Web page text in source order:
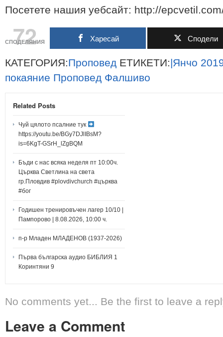
Посетете нашия уебсайт: http://
72
СПОДЕЛЯНИЯ Харесай Сподели
КАТЕГОРИЯ:Проповед ЕТИКЕТИ:|Янчо
покаяние Проповед Фалшиво
Related Posts
Чуй цялото псалние тук
https://youtu.be/BGy7DJlIBsM?
is=6KgT-GSrH_lZgBQM
Бъди с нас всяка неделя пт 10:00ч.
Църква Светлина на света
гр.Пловдив #plovdivchurch #църква
#бог
Годишен тренировъчен лагер 10/10 |
Пампорово | 8.08.2026, 10:00 ч.
п-р Младен МЛАДЕНОВ (1937-2026)
Първа българска аудио БИБЛИЯ 1
Коринтяни 9
No comments yet... Be the first to leave a
Leave a Comment